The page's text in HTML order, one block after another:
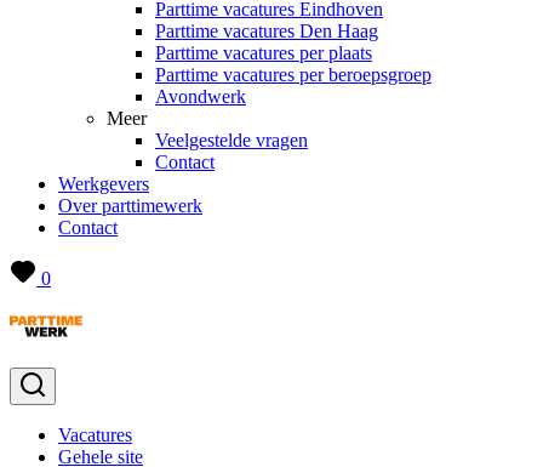
Parttime vacatures Eindhoven
Parttime vacatures Den Haag
Parttime vacatures per plaats
Parttime vacatures per beroepsgroep
Avondwerk
Meer
Veelgestelde vragen
Contact
Werkgevers
Over parttimewerk
Contact
0
Vacatures
Gehele site